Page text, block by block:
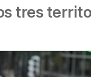
tres